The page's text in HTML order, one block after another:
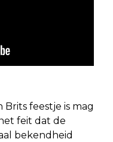
Brits feestje is mag
feit dat de
bekendheid